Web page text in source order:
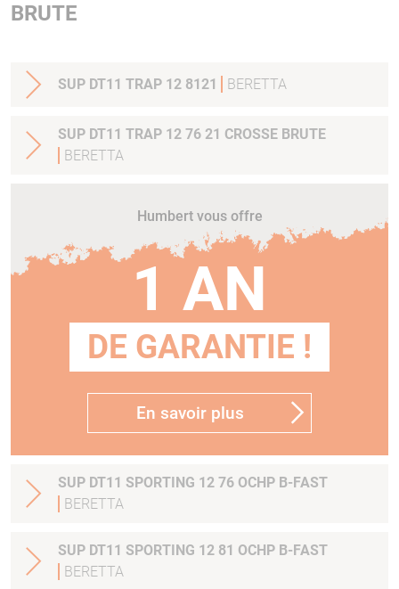
BRUTE
SUP DT11 TRAP 12 8121 BERETTA
SUP DT11 TRAP 12 76 21 CROSSE BRUTE
BERETTA
Humbert vous offre
1 AN
DE GARANTIE !
En savoir plus
SUP DT11 SPORTING 12 76 OCHP B-FAST
BERETTA
SUP DT11 SPORTING 12 81 OCHP B-FAST
BERETTA